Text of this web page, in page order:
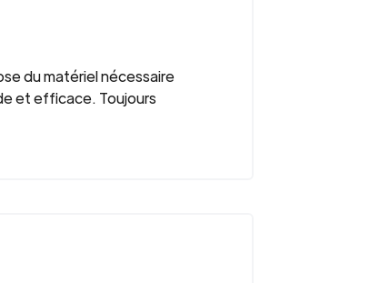
du matériel nécessaire
et efficace. Toujours